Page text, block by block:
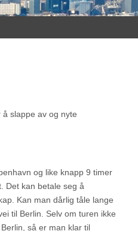
slappe av og nyte
og like knapp 9 timer
Det kan betale seg å
Kan man dårlig tåle lange
til Berlin. Selv om turen ikke
så er man klar til